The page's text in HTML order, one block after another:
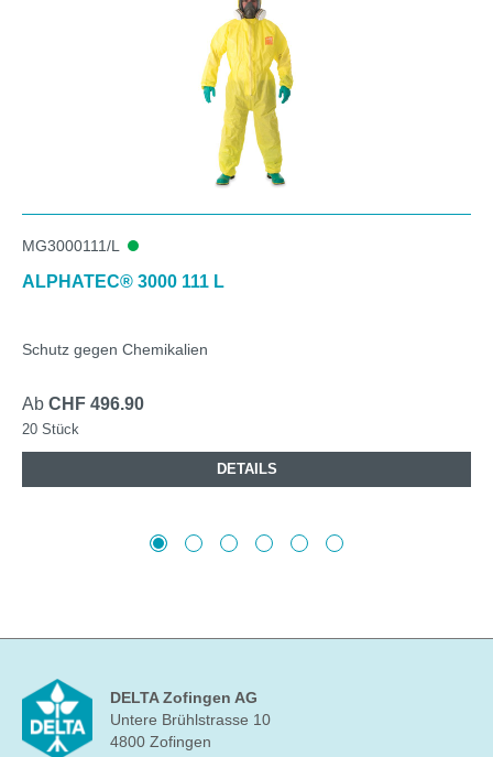
MG3000111/L
ALPHATEC® 3000 111 L
Schutz gegen Chemikalien
Ab CHF 496.90
20 Stück
DETAILS
DELTA Zofingen AG
Untere Brühlstrasse 10
4800 Zofingen